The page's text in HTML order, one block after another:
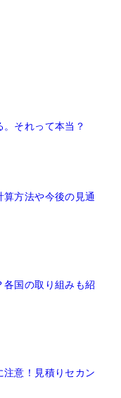
それって本当？
方法や今後の見通
国の取り組みも紹
意！見積りセカン